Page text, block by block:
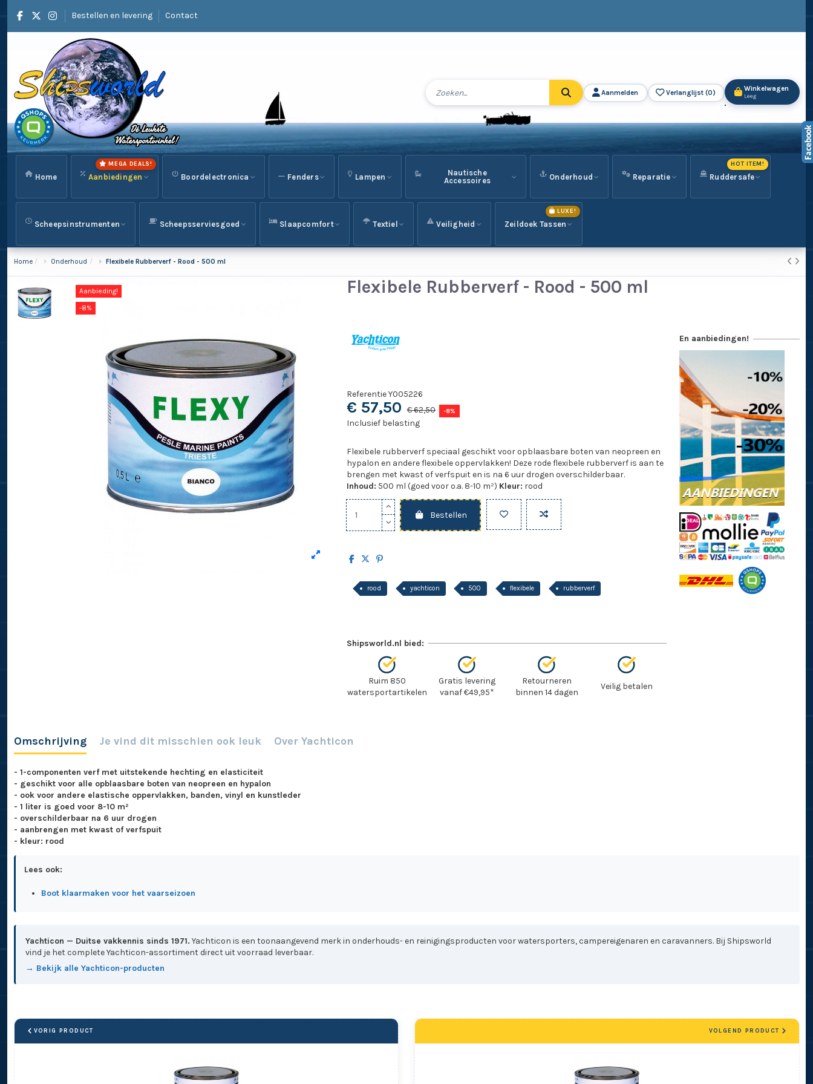
Bestellen en levering Contact
Aanmelden Verlanglijst (0) Winkelwagen
Leeg
Home Aanbiedingen
MEGA DEALS!
Boordelectronica Fenders Lampen
Nautische
Accessoires
Onderhoud Reparatie Ruddersafe
HOT ITEM!
Scheepsinstrumenten Scheepsserviesgoed Slaapcomfort Textiel Veiligheid Zeildoek Tassen
LUXE!
Home Onderhoud Flexibele Rubberverf - Rood - 500 ml
Aanbieding!
-8%
Flexibele Rubberverf - Rood - 500 ml
Referentie Y005226
€ 57,50 € 62,50 -8%
Inclusief belasting
Flexibele rubberverf speciaal geschikt voor opblaasbare boten van neopreen en
hypalon en andere flexibele oppervlakken! Deze rode flexibele rubberverf is aan te
brengen met kwast of verfspuit en is na 6 uur drogen overschilderbaar.
Inhoud: 500 ml (goed voor o.a. 8-10 m²) Kleur: rood
Bestellen
rood yachticon 500 flexibele rubberverf
Shipsworld.nl bied:
Ruim 850
watersportartikelen
Gratis levering
vanaf €49,95*
Retourneren
binnen 14 dagen
Veilig betalen
En aanbiedingen!
Omschrijving Je vind dit misschien ook leuk Over Yachticon
- 1-componenten verf met uitstekende hechting en elasticiteit
- geschikt voor alle opblaasbare boten van neopreen en hypalon
- ook voor andere elastische oppervlakken, banden, vinyl en kunstleder
- 1 liter is goed voor 8-10 m²
- overschilderbaar na 6 uur drogen
- aanbrengen met kwast of verfspuit
- kleur: rood
Lees ook:
Boot klaarmaken voor het vaarseizoen
Yachticon — Duitse vakkennis sinds 1971. Yachticon is een toonaangevend merk in onderhouds- en reinigingsproducten voor watersporters, campereigenaren en caravanners. Bij Shipsworld
vind je het complete Yachticon-assortiment direct uit voorraad leverbaar.
→ Bekijk alle Yachticon-producten
VORIG PRODUCT VOLGEND PRODUCT